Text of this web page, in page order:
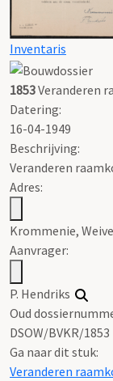
Inventaris
1853Veranderen
Datering:
16-04-1949
Beschrijving:
Veranderen
Adres:
Krommenie,
Aanvrager:
P. Hendriks
Oud
DSOW/BVKR/1853
Ga naar dit stuk:
Veranderen